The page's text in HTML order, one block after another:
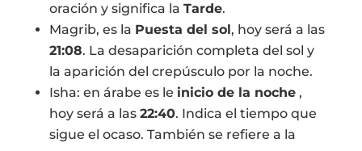
oración y significa la Tarde.
Magrib, es la Puesta del sol, hoy será a las
21:08. La desaparición completa del sol y
la aparición del crepúsculo por la noche.
Isha: en árabe es le inicio de la noche,
hoy será a las 22:40. Indica el tiempo que
sigue el ocaso. También se refiere a la